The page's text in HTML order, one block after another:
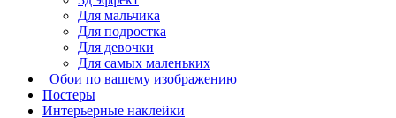
Для мальчика
Для подростка
Для девочки
Для самых маленьких
Обои по вашему изображению
Постеры
Интерьерные наклейки